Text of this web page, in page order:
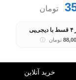
تومان
تومان ⓘ